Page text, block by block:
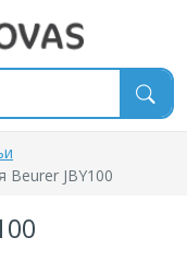
Beurer JBY100